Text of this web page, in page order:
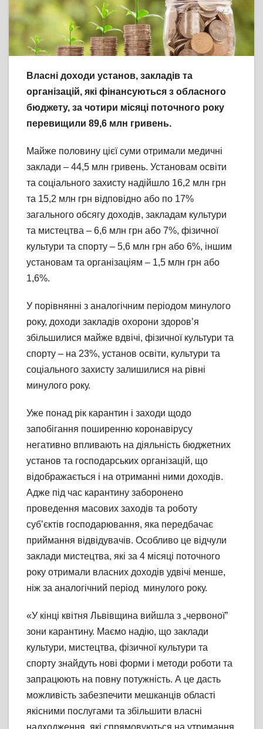
Власні доходи установ, закладів та
організацій, які фінансуються з обласного
бюджету, за чотири місяці поточного року
перевищили 89,6 млн гривень.
Майже половину цієї суми отримали медичні
заклади – 44,5 млн гривень. Установам освіти
та соціального захисту надійшло 16,2 млн грн
та 15,2 млн грн відповідно або по 17%
загального обсягу доходів, закладам культури
та мистецтва – 6,6 млн грн або 7%, фізичної
культури та спорту – 5,6 млн грн або 6%, іншим
установам та організаціям – 1,5 млн грн або
1,6%.
У порівнянні з аналогічним періодом минулого
року, доходи закладів охорони здоров’я
збільшилися майже вдвічі, фізичної культури та
спорту – на 23%, установ освіти, культури та
соціального захисту залишилися на рівні
минулого року.
Уже понад рік карантин і заходи щодо
запобігання поширенню коронавірусу
негативно впливають на діяльність бюджетних
установ та господарських організацій, що
відображається і на отриманні ними доходів.
Адже під час карантину заборонено
проведення масових заходів та роботу
суб’єктів господарювання, яка передбачає
приймання відвідувачів. Особливо це відчули
заклади мистецтва, які за 4 місяці поточного
року отримали власних доходів удвічі менше,
ніж за аналогічний період минулого року.
«У кінці квітня Львівщина вийшла з „червоної”
зони карантину. Маємо надію, що заклади
культури, мистецтва, фізичної культури та
спорту знайдуть нові форми і методи роботи та
запрацюють на повну потужність. А це дасть
можливість забезпечити мешканців області
якісними послугами та збільшити власні
надходження, які спрямовуються на утримання